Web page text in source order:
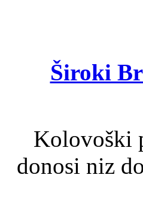
Široki
Kolovoški
donosi niz